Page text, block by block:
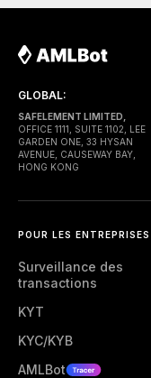
GLOBAL:
SAFELEMENT LIMITED,
OFFICE 1111, SUITE 1102, LEE
GARDEN ONE, 33 HYSAN
AVENUE, CAUSEWAY BAY,
HONG KONG
POUR LES ENTREPRISES
Surveillance des
transactions
KYT
KYC/KYB
AMLBot